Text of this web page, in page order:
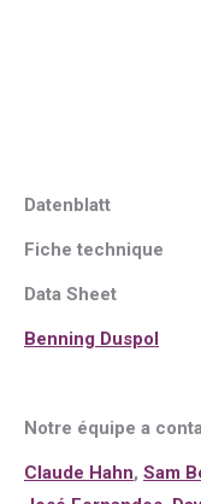
Datenblatt
Fiche technique
Data Sheet
Benning Duspol
Notre équipe a
Claude Hahn, Sam